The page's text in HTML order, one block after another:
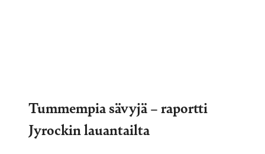
Tummempia sävyjä – raportti
Jyrockin lauantailta